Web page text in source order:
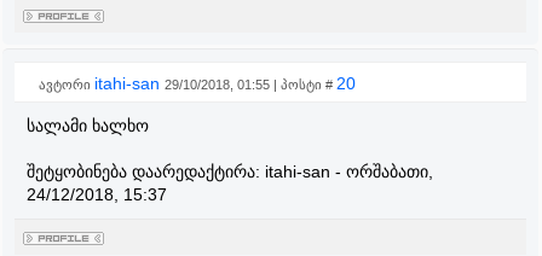
ავტორი itahi-san 29/10/2018, 01:55 | პოსტი # 20
სალამი ხალხო
შეტყობინება დაარედაქტირა: itahi-san - ორშაბათი,
24/12/2018, 15:37